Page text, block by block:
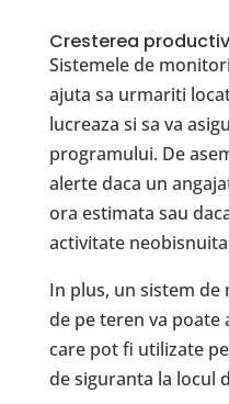
Cresterea
Sistemele de
ajuta sa urmariti
lucreaza si sa va
programului. De
alerte daca un
ora estimata sau
activitate
In plus, un sistem de
de pe teren va
care pot fi utilizate
de siguranta la locul